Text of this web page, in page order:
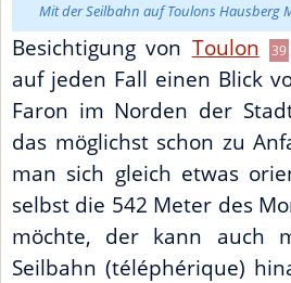
Mit der Seilbahn auf Toulons Hausberg
Besichtigung von Toulon 39
auf jeden Fall einen Blick
Faron im Norden der
das möglichst schon zu
man sich gleich etwas
selbst die 542 Meter des
möchte, der kann auch
Seilbahn (téléphérique)